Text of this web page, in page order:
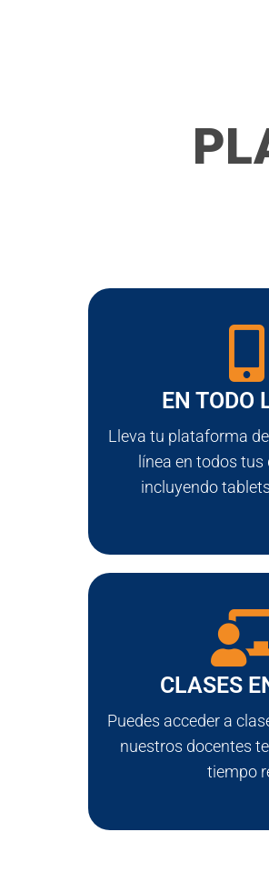
EN TODO
Lleva tu plataforma
línea en todos
incluyendo
CLASES
Puedes acceder a
nuestros docentes
tiempo